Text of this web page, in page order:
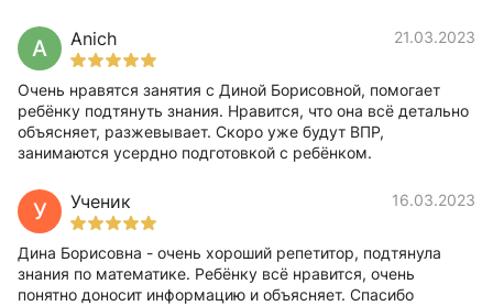
A Anich 21.03.2023
Очень нравятся занятия с Диной Борисовной, помогает
ребёнку подтянуть знания. Нравится, что она всё детально
объясняет, разжевывает. Скоро уже будут ВПР,
занимаются усердно подготовкой с ребёнком.
У Ученик 16.03.2023
Дина Борисовна - очень хороший репетитор, подтянула
знания по математике. Ребёнку всё нравится, очень
понятно доносит информацию и объясняет. Спасибо